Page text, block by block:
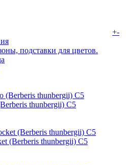
+-
подставки для цветов.
thunbergii) C5
(Berberis thunbergii) С5